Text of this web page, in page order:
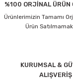
%100 ORJİNAL ÜRÜN
Ürünlerimizin Tamamı
Ürün
KURUMSAL &
ALIŞVERİŞ